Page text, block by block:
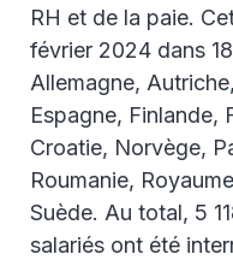
RH et de la paie.
février 2024 dans
Allemagne,
Espagne, Finlande,
Croatie, Norvège,
Roumanie,
Suède. Au total, 5
salariés ont été